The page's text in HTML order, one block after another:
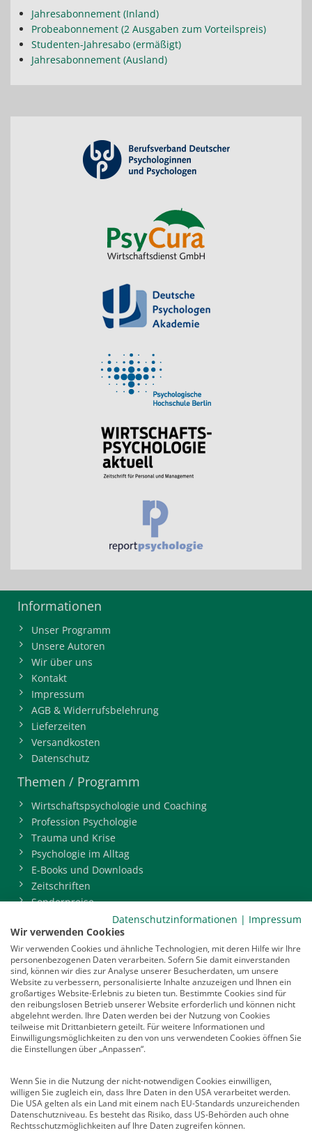
Jahresabonnement (Inland)
Probeabonnement (2 Ausgaben zum Vorteilspreis)
Studenten-Jahresabo (ermäßigt)
Jahresabonnement (Ausland)
Informationen
Unser Programm
Unsere Autoren
Wir über uns
Kontakt
Impressum
AGB & Widerrufsbelehrung
Lieferzeiten
Versandkosten
Datenschutz
Themen / Programm
Wirtschaftspsychologie und Coaching
Profession Psychologie
Trauma und Krise
Psychologie im Alltag
E-Books und Downloads
Zeitschriften
Sonderpreise
BDP-Mitgliederbereich
Service
Newsletter
Mediadaten
Infocenter
Veranstaltungen
Nachrichten
Abo kündigen
Vertrag widerrufen
Kontakt
Datenschutzinformationen | Impressum
Wir verwenden Cookies
Wir verwenden Cookies und ähnliche Technologien, mit deren Hilfe wir Ihre
personenbezogenen Daten verarbeiten. Sofern Sie damit einverstanden
sind, können wir dies zur Analyse unserer Besucherdaten, um unsere
Website zu verbessern, personalisierte Inhalte anzuzeigen und Ihnen ein
großartiges Website-Erlebnis zu bieten tun. Bestimmte Cookies sind für
den reibungslosen Betrieb unserer Website erforderlich und können nicht
abgelehnt werden. Ihre Daten werden bei der Nutzung von Cookies
teilweise mit Drittanbietern geteilt. Für weitere Informationen und
Einwilligungsmöglichkeiten zu den von uns verwendeten Cookies öffnen Sie
die Einstellungen über „Anpassen“.
Wenn Sie in die Nutzung der nicht-notwendigen Cookies einwilligen,
willigen Sie zugleich ein, dass Ihre Daten in den USA verarbeitet werden.
Die USA gelten als ein Land mit einem nach EU-Standards unzureichenden
Datenschutzniveau. Es besteht das Risiko, dass US-Behörden auch ohne
Rechtsschutzmöglichkeiten auf Ihre Daten zugreifen können.